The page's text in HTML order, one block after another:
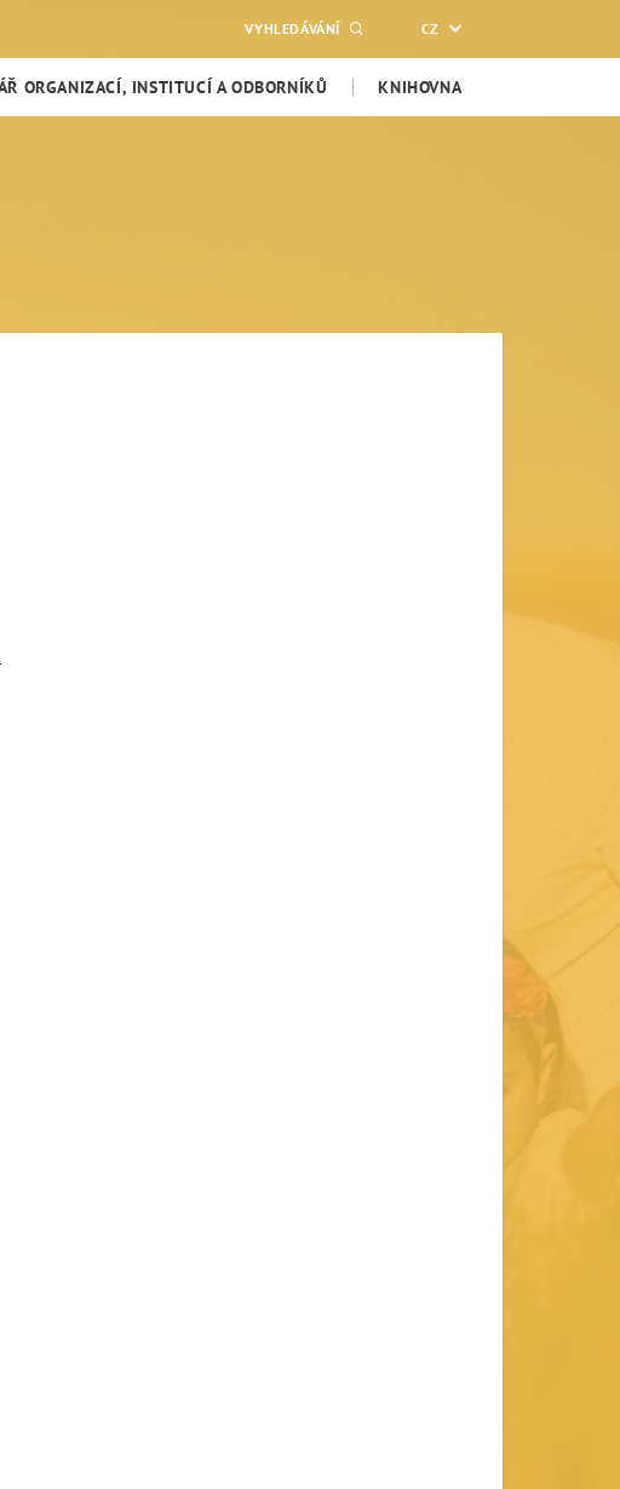
VYHLEDÁVÁNÍ CZ
ORGANIZACÍ, INSTITUCÍ A ODBORNÍKŮ KNIHOVNA